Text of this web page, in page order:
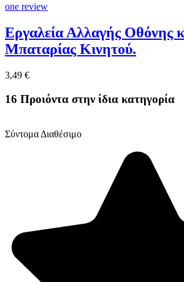
one review
Εργαλεία Αλλαγής Οθόνης
Μπαταρίας Κινητού.
3,49 €
16 Προιόντα στην ίδια κατηγορία
Σύντομα Διαθέσιμο